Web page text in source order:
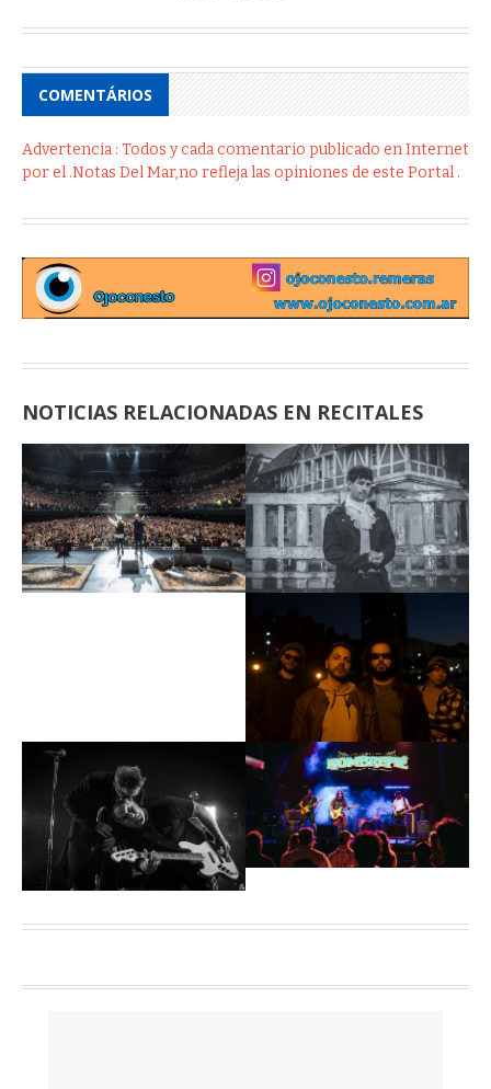
COMENTÁRIOS
Advertencia : Todos y cada comentario publicado en Internet
por el .Notas Del Mar,no refleja las opiniones de este Portal .
NOTICIAS RELACIONADAS EN RECITALES